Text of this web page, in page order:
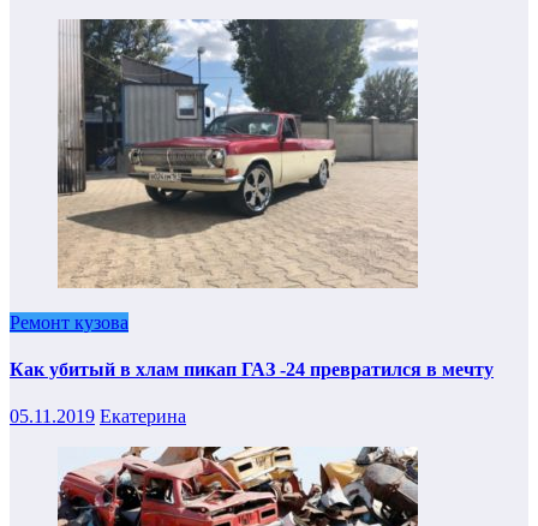
Ремонт кузова
Как убитый в хлам пикап ГАЗ -24 превратился в мечту
05.11.2019 Екатерина